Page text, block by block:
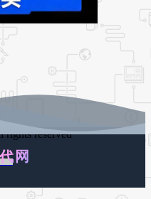
reserved
图网